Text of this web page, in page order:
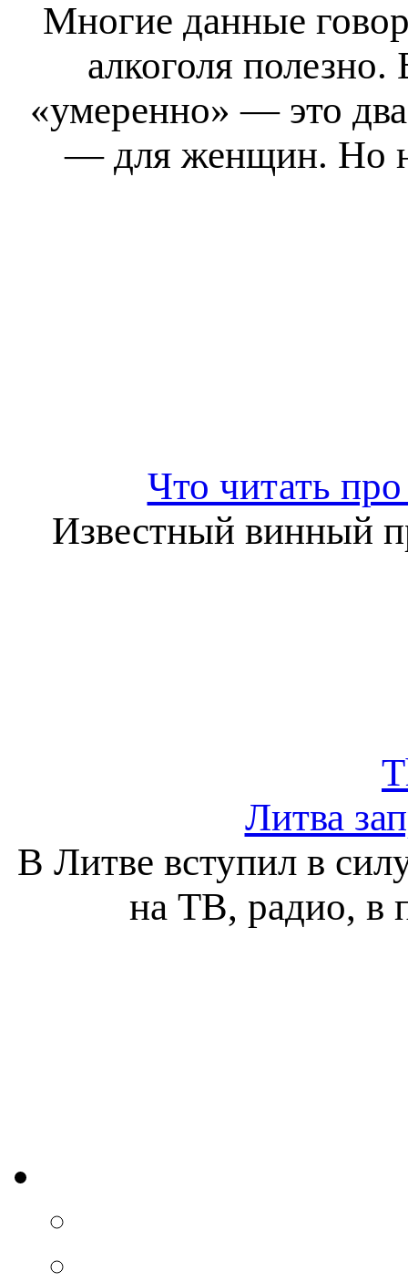
Многие данные
алкоголя полезно.
«умеренно» — это
— для женщин. Но
Что читать
Известный винный
Литва
В Литве вступил в
на ТВ, радио, в